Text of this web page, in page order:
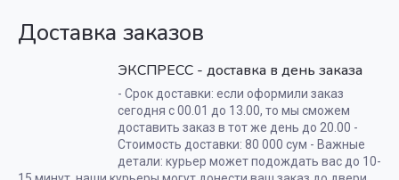
Доставка заказов
ЭКСПРЕСС - доставка в день заказа
- Срок доставки: если оформили заказ
сегодня с 00.01 до 13.00, то мы сможем
доставить заказ в тот же день до 20.00 -
Стоимость доставки: 80 000 сум - Важные
детали: курьер может подождать вас до 10-